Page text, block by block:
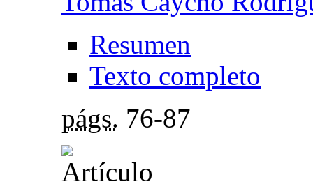
Resumen
Texto completo
págs. 76-87